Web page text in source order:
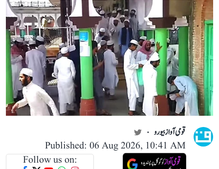
قومی آواز بیورو
Published: 06 Aug 2026, 10:41 AM
Follow us on: